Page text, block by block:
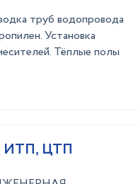
труб водопровода
Установка
Тёплые полы
ИТП, ЦТП